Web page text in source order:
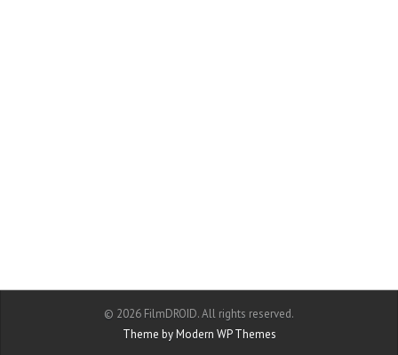
© 2026 FilmDROID. All rights reserved.
Theme by Modern WP Themes